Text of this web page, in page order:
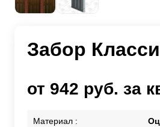
Забор
от 942 руб. за
Материал :